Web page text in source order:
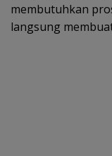
membutuhkan
langsung